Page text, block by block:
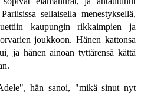
sellaisella menestyksellä,
kaupungin rikkaimpien ja
joukkoon. Hänen kattonsa
ja hänen ainoan tyttärensä kättä
hän sanoi, "mikä sinut nyt